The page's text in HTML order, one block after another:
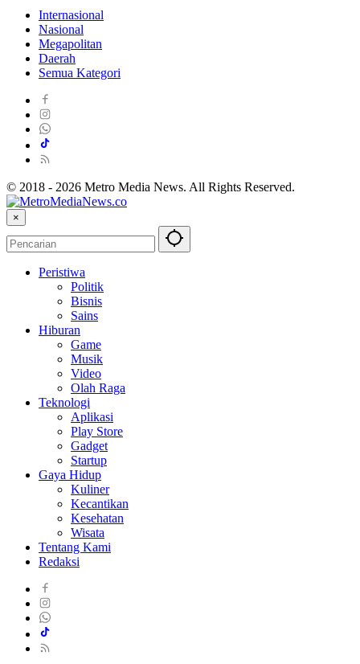
Internasional
Nasional
Megapolitan
Daerah
Semua Kategori
© 2018 - 2026 Metro Media News. All Rights Reserved.
×
Peristiwa
Politik
Bisnis
Sains
Hiburan
Game
Musik
Video
Olah Raga
Teknologi
Aplikasi
Play Store
Gadget
Startup
Gaya Hidup
Kuliner
Kecantikan
Kesehatan
Wisata
Tentang Kami
Redaksi